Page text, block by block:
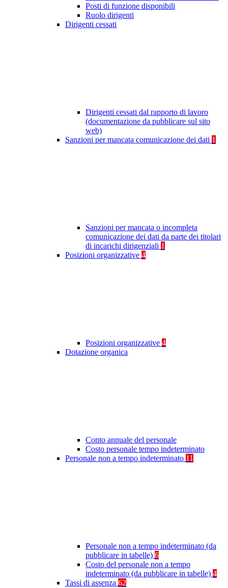
Posti di funzione disponibili
Ruolo dirigenti
Dirigenti cessati
Dirigenti cessati dal rapporto di lavoro
(documentazione da pubblicare sul sito
web)
Sanzioni per mancata comunicazione dei dati 1
Sanzioni per mancata o incompleta
comunicazione dei dati da parte dei titolari
di incarichi dirigenziali 1
Posizioni organizzative 4
Posizioni organizzative 4
Dotazione organica
Conto annuale del personale
Costo personale tempo indeterminato
Personale non a tempo indeterminato 11
Personale non a tempo indeterminato (da
pubblicare in tabelle) 6
Costo del personale non a tempo
indeterminato (da pubblicare in tabelle) 4
Tassi di assenza 62